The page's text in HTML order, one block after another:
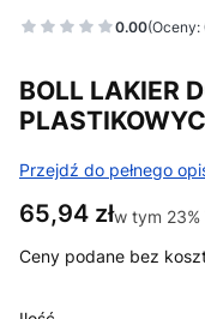
0.00(Oceny:
BOLL LAKIER
Przejdź do pełnego
Cena
65,94 złw tym 23%
w tym 23%
Ceny podane bez